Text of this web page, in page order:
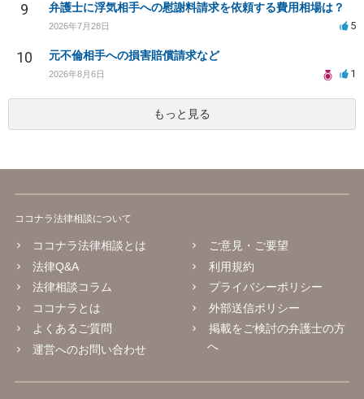
9 弁護士に浮気相手への慰謝料請求を依頼する費用相場は？
2026年7月28日 5
10 元不倫相手への損害賠償請求など
2026年8月6日 1
もっと見る
ココナラ法律相談について
ココナラ法律相談とは
法律Q&A
法律相談コラム
ココナラとは
よくあるご質問
運営へのお問い合わせ
ご意見・ご要望
利用規約
プライバシーポリシー
外部送信ポリシー
掲載をご検討の弁護士の方
へ